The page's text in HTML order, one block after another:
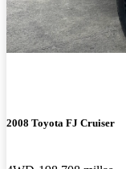
2008 Toyota FJ Cruiser